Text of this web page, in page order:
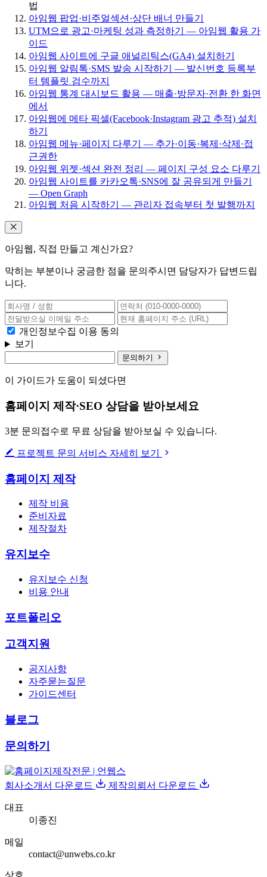
법
아임웹 팝업·비주얼섹션·상단 배너 만들기
UTM으로 광고·마케팅 성과 측정하기 — 아임웹 활용 가
이드
아임웹 사이트에 구글 애널리틱스(GA4) 설치하기
아임웹 알림톡·SMS 발송 시작하기 — 발신번호 등록부
터 템플릿 검수까지
아임웹 통계 대시보드 활용 — 매출·방문자·전환 한 화면
에서
아임웹에 메타 픽셀(Facebook·Instagram 광고 추적) 설치
하기
아임웹 메뉴·페이지 다루기 — 추가·이동·복제·삭제·접
근권한
아임웹 위젯·섹션 완전 정리 — 페이지 구성 요소 다루기
아임웹 사이트를 카카오톡·SNS에 잘 공유되게 만들기
— Open Graph
아임웹 처음 시작하기 — 관리자 접속부터 첫 발행까지
아임웹, 직접 만들고 계신가요?
막히는 부분이나 궁금한 점을 문의주시면 담당자가 답변드립
니다.
개인정보수집 이용 동의
보기
문의하기
이 가이드가 도움이 되셨다면
홈페이지 제작·SEO 상담을 받아보세요
3분 문의접수로 무료 상담을 받아보실 수 있습니다.
프로젝트 문의 서비스 자세히 보기
홈페이지 제작
제작 비용
준비자료
제작절차
유지보수
유지보수 신청
비용 안내
포트폴리오
고객지원
공지사항
자주묻는질문
가이드센터
블로그
문의하기
회사소개서 다운로드 제작의뢰서 다운로드
대표
이종진
메일
contact@unwebs.co.kr
상호